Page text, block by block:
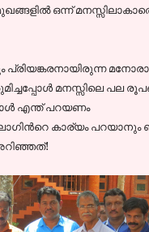
ഒന്ന്
മനസ്സിലെ പല
എന്ത് പറയണം
കാര്യം പറയാനും